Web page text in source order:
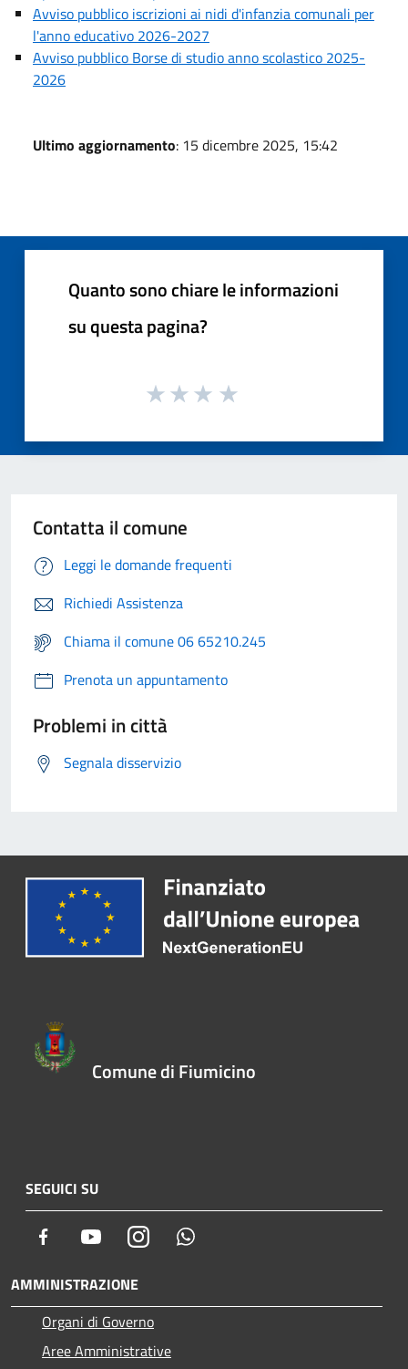
Avviso pubblico iscrizioni ai nidi d'infanzia comunali per
l'anno educativo 2026-2027
Avviso pubblico Borse di studio anno scolastico 2025-
2026
Ultimo aggiornamento: 15 dicembre 2025, 15:42
Quanto sono chiare le informazioni
su questa pagina?
Contatta il comune
Leggi le domande frequenti
Richiedi Assistenza
Chiama il comune 06 65210.245
Prenota un appuntamento
Problemi in città
Segnala disservizio
Comune di Fiumicino
SEGUICI SU
Facebook YoutubeInstagram
AMMINISTRAZIONE
Organi di Governo
Aree Amministrative